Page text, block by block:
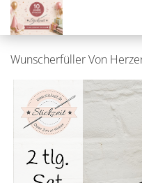
Wunscherfüller Von